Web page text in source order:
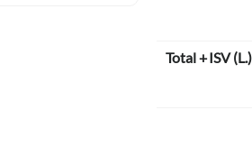
Total + ISV(L.)